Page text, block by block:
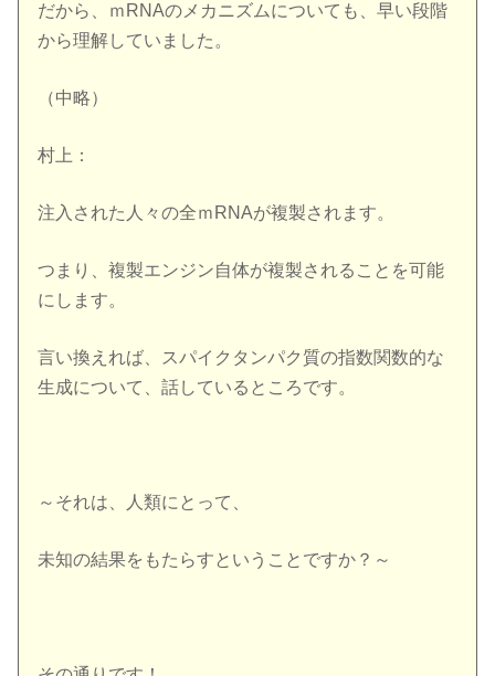
だから、ｍRNAのメカニズムについても、早い段階
から理解していました。
（中略）
村上：
注入された人々の全ｍRNAが複製されます。
つまり、複製エンジン自体が複製されることを可能
にします。
言い換えれば、スパイクタンパク質の指数関数的な
生成について、話しているところです。
～それは、人類にとって、
未知の結果をもたらすということですか？～